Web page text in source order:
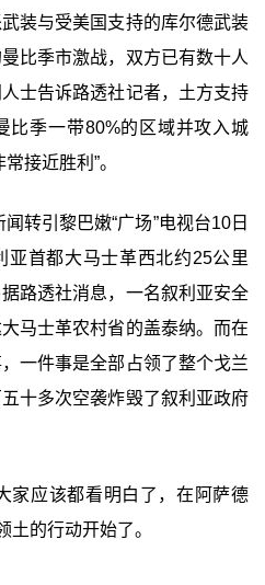
装与受美国支持的库尔德武装
比季市激战，双方已有数十人
士告诉路透社记者，土方支持
比季一带80%的区域并攻入城
接近胜利”。
转引黎巴嫩“广场”电视台10日
亚首都大马士革西北约25公里
路透社消息，一名叙利亚安全
马士革农村省的盖泰纳。而在
一件事是全部占领了整个戈兰
十多次空袭炸毁了叙利亚政府
家应该都看明白了，在阿萨德
土的行动开始了。